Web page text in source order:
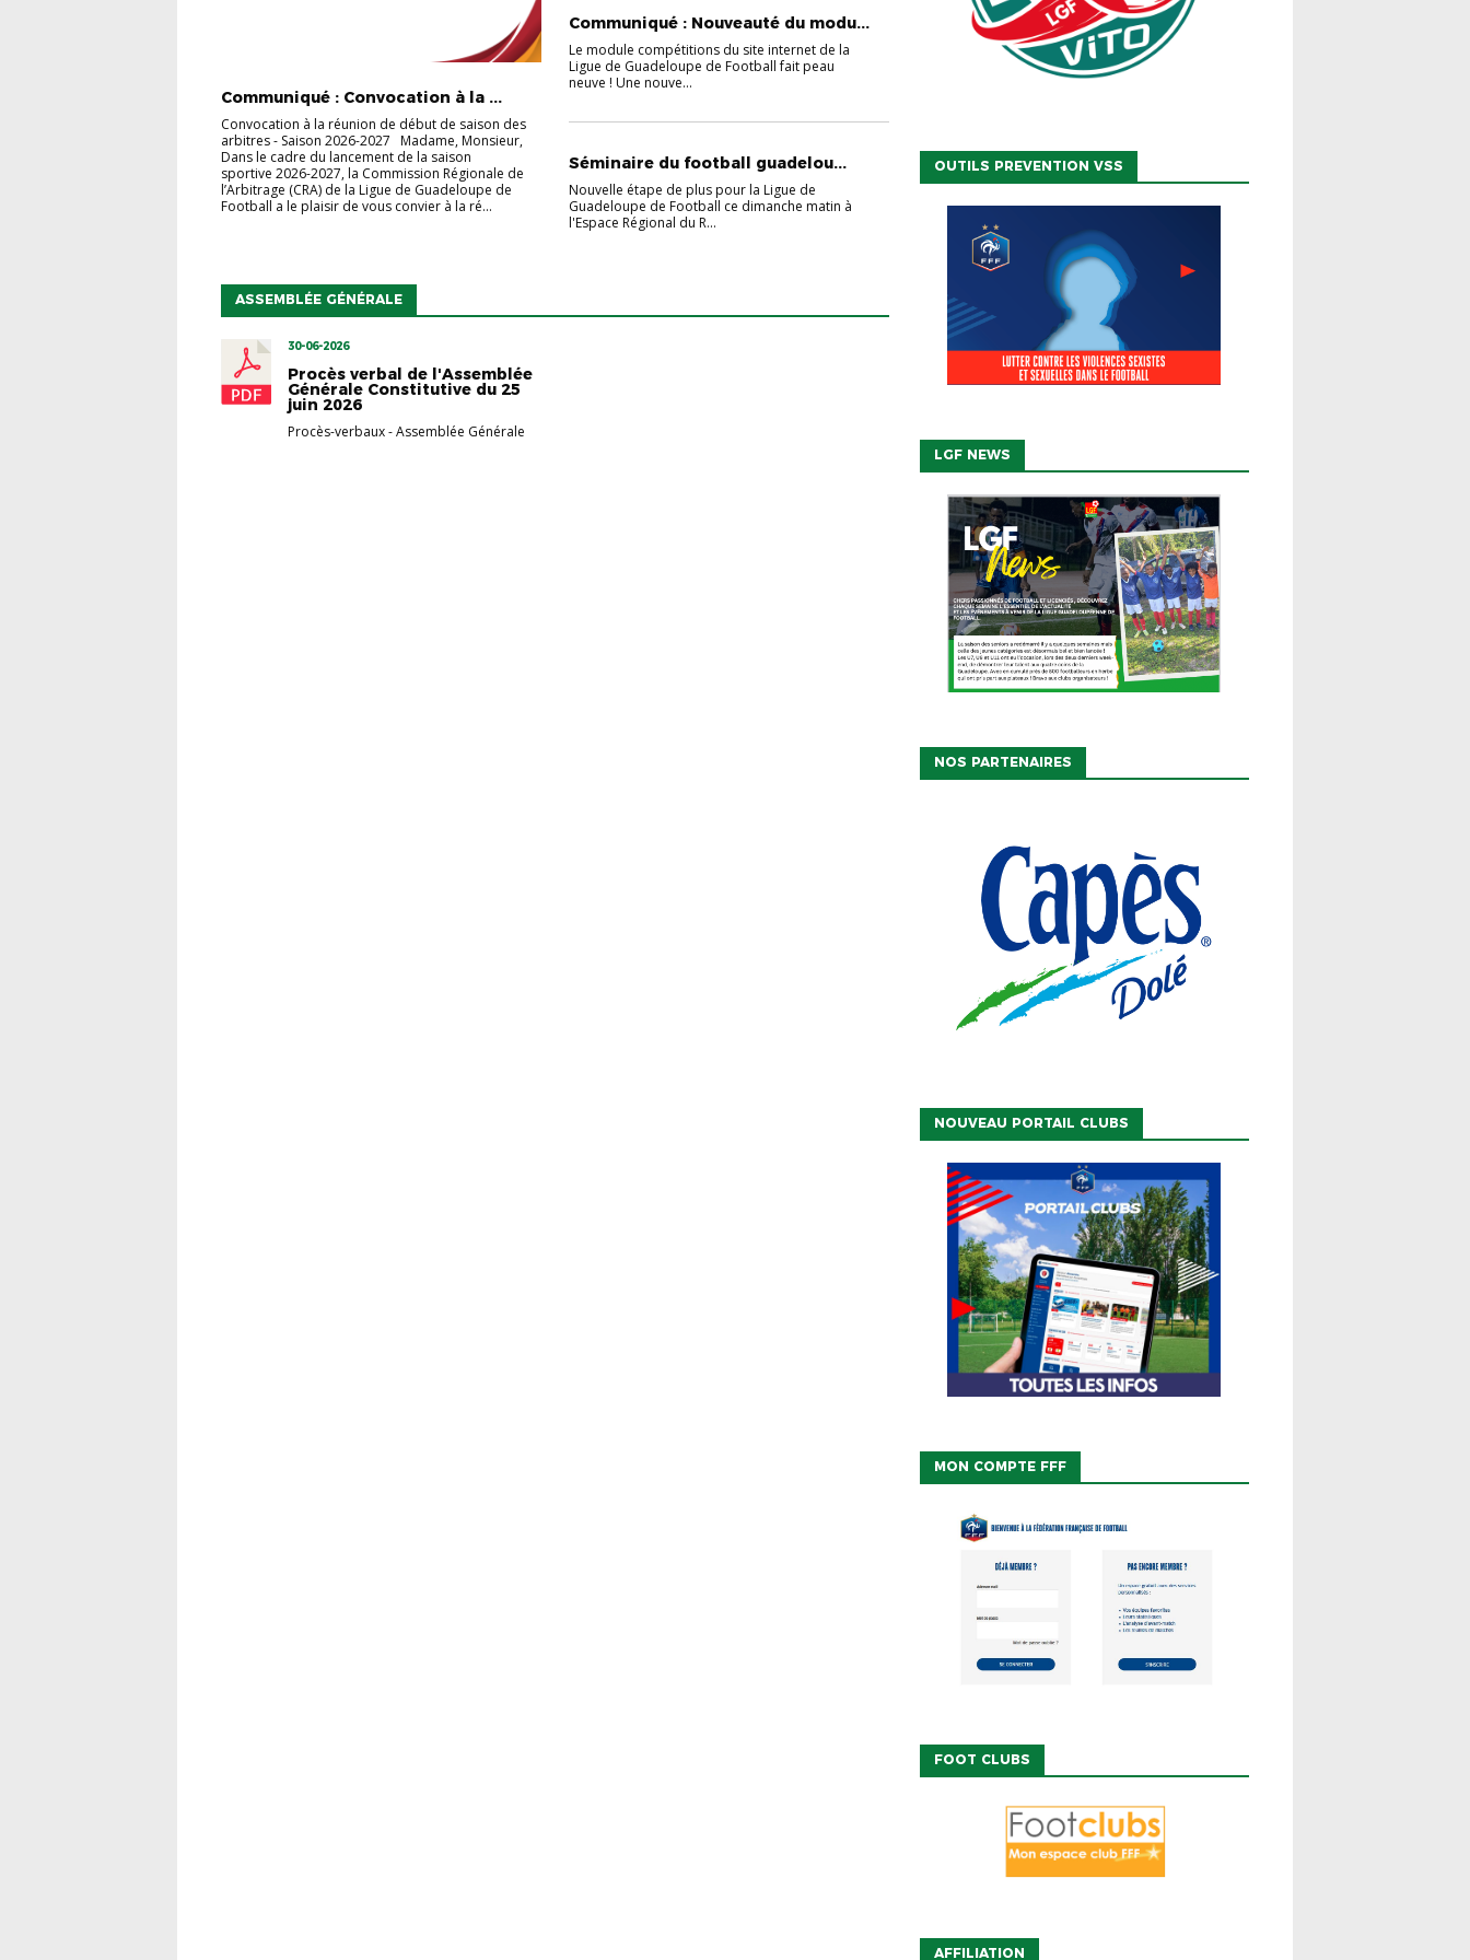
Communiqué : Convocation à la ...
Convocation à la réunion de début de saison des
arbitres - Saison 2026-2027 Madame, Monsieur,
Dans le cadre du lancement de la saison
sportive 2026-2027, la Commission Régionale de
l’Arbitrage (CRA) de la Ligue de Guadeloupe de
Football a le plaisir de vous convier à la ré...
Communiqué : Nouveauté du modu...
Le module compétitions du site internet de la
Ligue de Guadeloupe de Football fait peau
neuve ! Une nouve...
Séminaire du football guadelou...
Nouvelle étape de plus pour la Ligue de
Guadeloupe de Football ce dimanche matin à
l'Espace Régional du R...
ASSEMBLÉE GÉNÉRALE
30-06-2026
Procès verbal de l'Assemblée
Générale Constitutive du 25
juin 2026
Procès-verbaux-Assemblée Générale
OUTILS PREVENTION VSS
LGF NEWS
NOS PARTENAIRES
NOUVEAU PORTAIL CLUBS
MON COMPTE FFF
FOOT CLUBS
AFFILIATION